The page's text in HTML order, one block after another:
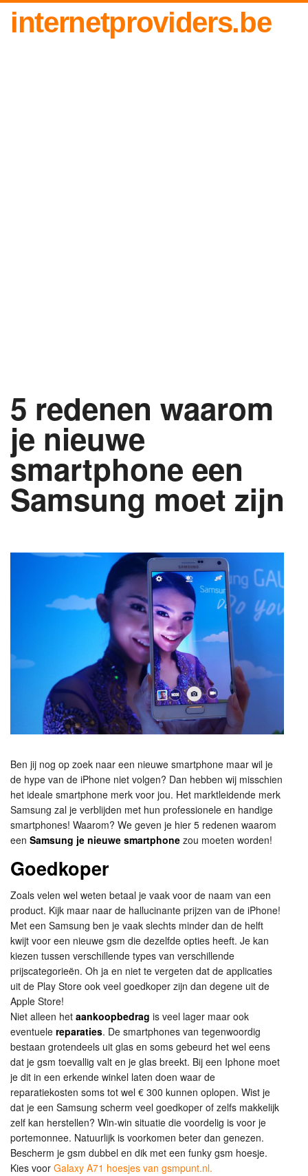
internetproviders.be
5 redenen waarom
je nieuwe
smartphone een
Samsung moet zijn
Ben jij nog op zoek naar een nieuwe smartphone maar wil je
de hype van de iPhone niet volgen? Dan hebben wij misschien
het ideale smartphone merk voor jou. Het marktleidende merk
Samsung zal je verblijden met hun professionele en handige
smartphones! Waarom? We geven je hier 5 redenen waarom
een Samsung je nieuwe smartphone zou moeten worden!
Goedkoper
Zoals velen wel weten betaal je vaak voor de naam van een
product. Kijk maar naar de hallucinante prijzen van de iPhone!
Met een Samsung ben je vaak slechts minder dan de helft
kwijt voor een nieuwe gsm die dezelfde opties heeft. Je kan
kiezen tussen verschillende types van verschillende
prijscategorieën. Oh ja en niet te vergeten dat de applicaties
uit de Play Store ook veel goedkoper zijn dan degene uit de
Apple Store!
Niet alleen het aankoopbedrag is veel lager maar ook
eventuele reparaties. De smartphones van tegenwoordig
bestaan grotendeels uit glas en soms gebeurd het wel eens
dat je gsm toevallig valt en je glas breekt. Bij een Iphone moet
je dit in een erkende winkel laten doen waar de
reparatiekosten soms tot wel € 300 kunnen oplopen. Wist je
dat je een Samsung scherm veel goedkoper of zelfs makkelijk
zelf kan herstellen? Win-win situatie die voordelig is voor je
portemonnee. Natuurlijk is voorkomen beter dan genezen.
Bescherm je gsm dubbel en dik met een funky gsm hoesje.
Kies voor Galaxy A71 hoesjes van gsmpunt.nl.